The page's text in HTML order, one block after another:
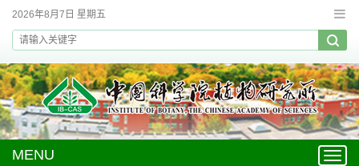
2026年8月7日 星期五
MENU